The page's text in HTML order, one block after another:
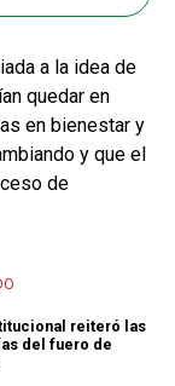
a la idea de
quedar en
en bienestar y
y que el
de
reiteró las
del fuero de